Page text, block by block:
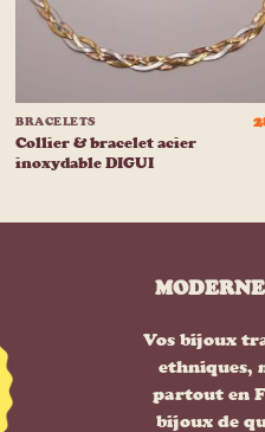
BRACELETS
Collier & bracelet acier
inoxydable DIGUI
Vos bijoux
ethniques,
partout en
bijoux de